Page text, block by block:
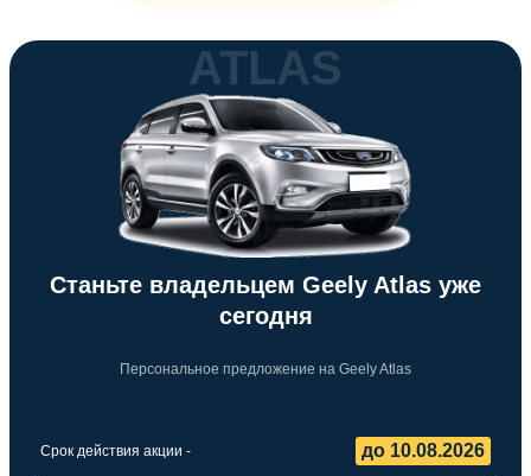
Станьте владельцем Geely Atlas уже
сегодня
Персональное предложение на Geely Atlas
Срок действия акции - до 10.08.2026
ATLAS